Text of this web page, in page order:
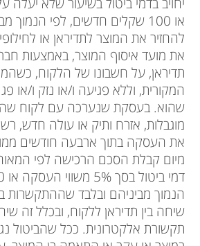
או 100 שקלים חדשים, לפי הנמוך
להחזיר את המוצר לתדיראן או
את מועד איסוף המוצר, באמצעות
תדיראן, על חשבונו של הלקוח,
המקורית, וללא פגיעה ו/או נזק ו/או
שהוא. בעסקת שנערכה עם לקוח
מוגבלות, אזרח ותיק או עולה חדש,
את העסקה בתוך ארבעה חודשים
מיום קבלת הסכם הרכישה לפי
הנמוך מביניהם ובלבד
שיחה בין תדיראן ללקוח, ובכלל זה
תקשורת אלקטרונית. ככל שהביטול